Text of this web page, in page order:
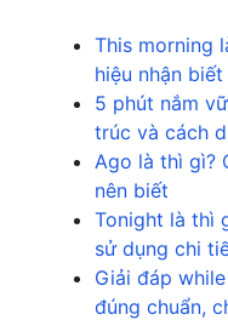
This morning
hiệu nhận biết
5 phút nắm
trúc và cách
Ago là thì gì?
nên biết
Tonight là thì
sử dụng chi
Giải đáp
đúng chuẩn,